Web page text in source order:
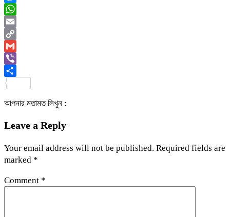
Messenger
WhatsApp
Email
Copy
Link
Gmail
Viber
আপনার মতামত লিখুন :
Leave a Reply
Your email address will not be published. Required fields are
marked *
Comment *